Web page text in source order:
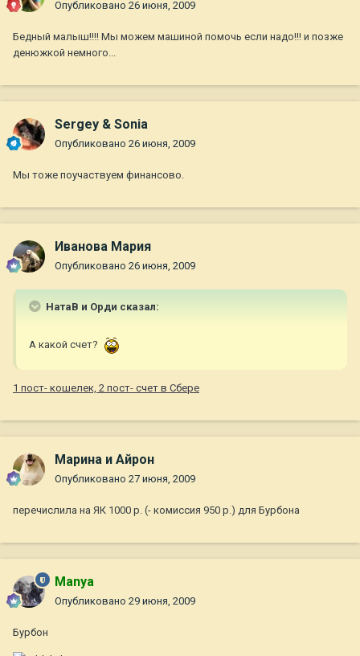
Опубликовано 26 июня, 2009
Бедный малыш!!!! Мы можем машиной помочь если надо!!! и позже
денюжкой немного...
Sergey & Sonia
Опубликовано 26 июня, 2009
Мы тоже поучаствуем финансово.
Иванова Мария
Опубликовано 26 июня, 2009
НатаВ и Орди сказал:
А какой счет?
1 пост- кошелек, 2 пост- счет в Сбере
Марина и Айрон
Опубликовано 27 июня, 2009
перечислила на ЯК 1000 р. (- комиссия 950 р.) для Бурбона
Manya
Опубликовано 29 июня, 2009
Бурбон